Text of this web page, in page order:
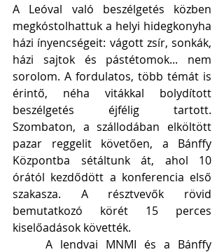
A Leóval való beszélgetés közben
megkóstolhattuk a helyi hidegkonyha
házi ínyencségeit: vágott zsír, sonkák,
házi sajtok és pástétomok... nem
sorolom. A fordulatos, több témát is
érintő, néha vitákkal bolydított
beszélgetés éjfélig tartott.
Szombaton, a szállodában elköltött
pazar reggelit követően, a Bánffy
Központba sétáltunk át, ahol 10
órától kezdődött a konferencia első
szakasza. A résztvevők rövid
bemutatkozó körét 15 perces
kiselőadások követték.